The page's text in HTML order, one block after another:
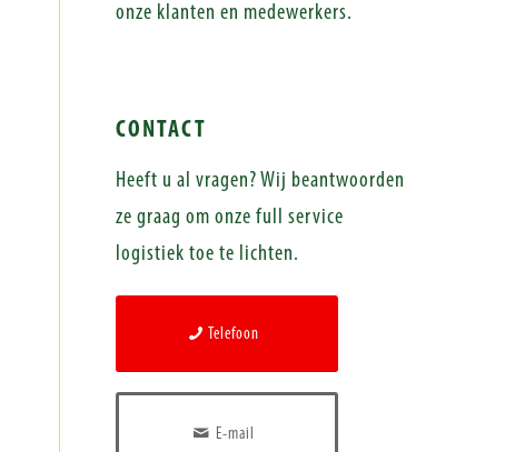
onze klanten en medewerkers.
CONTACT
Heeft u al vragen? Wij beantwoorden
ze graag om onze full service
logistiek toe te lichten.
Telefoon
E-mail